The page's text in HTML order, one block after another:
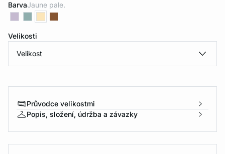
Barva jaune pale.
Velikosti
Velikost
Průvodce velikostmi
Popis, složení, údržba a závazky